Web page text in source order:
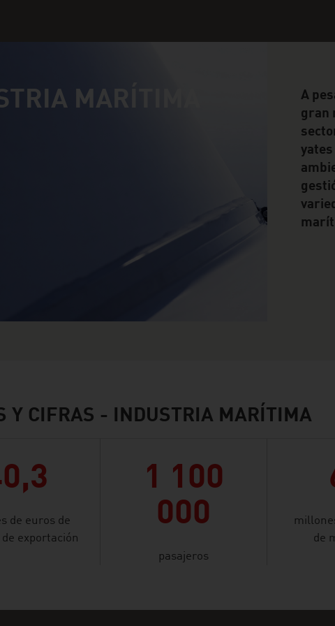
MARÍTIMA
A
gran
Y CIFRAS - INDUSTRIA MARÍTIMA
de euros de
exportación
1 100
000
pasajeros
de